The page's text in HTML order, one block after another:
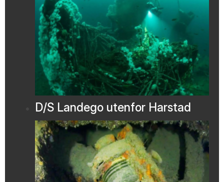
D/S Landego utenfor Harstad